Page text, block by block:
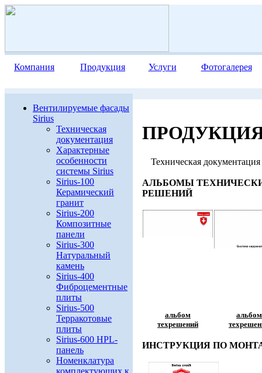
Компания Продукция Услуги Фотогалерея
Вентилируемые фасады
Sirius
Техническая
документация
Характерные
особенности
системы Sirius
Sirius-100
Керамический
гранит
Sirius-200
Композитные
панели
Sirius-300
Натуральный
камень
Sirius-400
Фиброцементные
плиты
Sirius-500
Терракотовые
плиты
Sirius-600 HPL-
панель
Номенклатура
комплектующих к
Техническая документация
АЛЬБОМЫ
РЕШЕНИЙ
альбом
техрешений
альбом
ИНСТРУКЦИЯ ПО